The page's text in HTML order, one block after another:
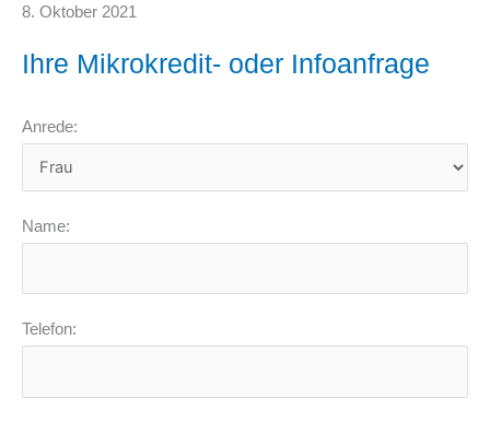
8. Oktober 2021
Ihre Mikrokredit- oder Infoanfrage
Anrede:
Name:
Telefon: